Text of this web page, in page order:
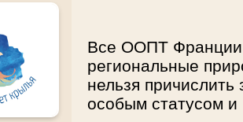
Все ООПТ Франции
региональные
нельзя причислить
особым статусом